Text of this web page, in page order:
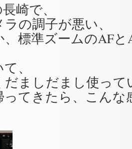
崎で、
の調子が悪い、
、標準ズームのAF
、
だましだまし使って
ってきたら、こん